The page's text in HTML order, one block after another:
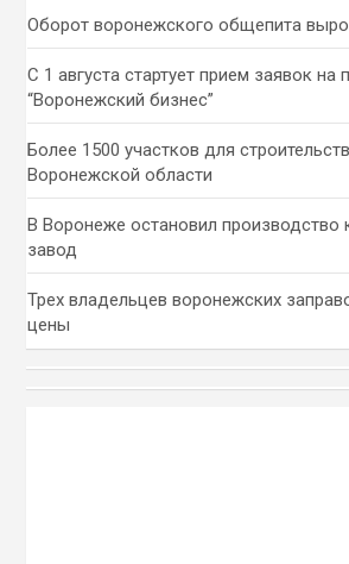
Оборот воронежского общепита
С 1 августа стартует прием заявок на
“Воронежский бизнес”
Более 1500 участков для
Воронежской области
В Воронеже остановил производство
завод
Трех владельцев воронежских
цены